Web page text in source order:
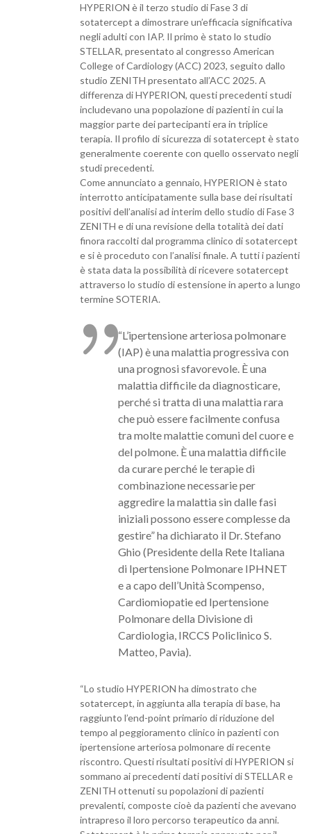
HYPERION è il terzo studio di Fase 3 di
sotatercept a dimostrare un’efficacia significativa
negli adulti con IAP. Il primo è stato lo studio
STELLAR, presentato al congresso American
College of Cardiology (ACC) 2023, seguito dallo
studio ZENITH presentato all’ACC 2025. A
differenza di HYPERION, questi precedenti studi
includevano una popolazione di pazienti in cui la
maggior parte dei partecipanti era in triplice
terapia. Il profilo di sicurezza di sotatercept è stato
generalmente coerente con quello osservato negli
studi precedenti.
Come annunciato a gennaio, HYPERION è stato
interrotto anticipatamente sulla base dei risultati
positivi dell’analisi ad interim dello studio di Fase 3
ZENITH e di una revisione della totalità dei dati
finora raccolti dal programma clinico di sotatercept
e si è proceduto con l’analisi finale. A tutti i pazienti
è stata data la possibilità di ricevere sotatercept
attraverso lo studio di estensione in aperto a lungo
termine SOTERIA.
“L’ipertensione arteriosa polmonare
(IAP) è una malattia progressiva con
una prognosi sfavorevole. È una
malattia difficile da diagnosticare,
perché si tratta di una malattia rara
che può essere facilmente confusa
tra molte malattie comuni del cuore e
del polmone. È una malattia difficile
da curare perché le terapie di
combinazione necessarie per
aggredire la malattia sin dalle fasi
iniziali possono essere complesse da
gestire” ha dichiarato il Dr. Stefano
Ghio (Presidente della Rete Italiana
di Ipertensione Polmonare IPHNET
e a capo dell’Unità Scompenso,
Cardiomiopatie ed Ipertensione
Polmonare della Divisione di
Cardiologia, IRCCS Policlinico S.
Matteo, Pavia).
“Lo studio HYPERION ha dimostrato che
sotatercept, in aggiunta alla terapia di base, ha
raggiunto l’end-point primario di riduzione del
tempo al peggioramento clinico in pazienti con
ipertensione arteriosa polmonare di recente
riscontro. Questi risultati positivi di HYPERION si
sommano ai precedenti dati positivi di STELLAR e
ZENITH ottenuti su popolazioni di pazienti
prevalenti, composte cioè da pazienti che avevano
intrapreso il loro percorso terapeutico da anni.